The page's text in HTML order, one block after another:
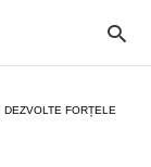
FORȚELE